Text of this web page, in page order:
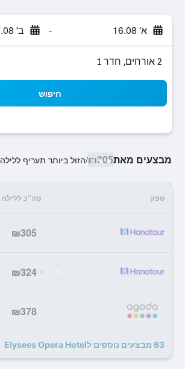
א' 16.08 - ב' 17.08
2 אורחים, חדר 1
חיפוש
מבצעים מאת₪305
/הזול ביותר תעריף ללילה
ספק סה"כ ללילה
₪305
₪324
₪378
63 מבצעים נוספים לElysees Opera Hotel